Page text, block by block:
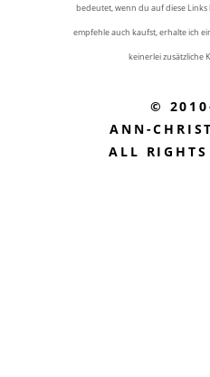
bedeutet, wenn du auf diese Links
empfehle auch kaufst, erhalte ich
keinerlei zusätzliche
©
ANN-
ALL RIGHTS